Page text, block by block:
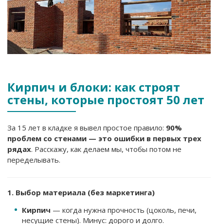
Кирпич и блоки: как строят
стены, которые простоят 50 лет
За 15 лет в кладке я вывел простое правило: 90%
проблем со стенами — это ошибки в первых трех
рядах. Расскажу, как делаем мы, чтобы потом не
переделывать.
1. Выбор материала (без маркетинга)
Кирпич — когда нужна прочность (цоколь, печи,
несущие стены). Минус: дорого и долго.